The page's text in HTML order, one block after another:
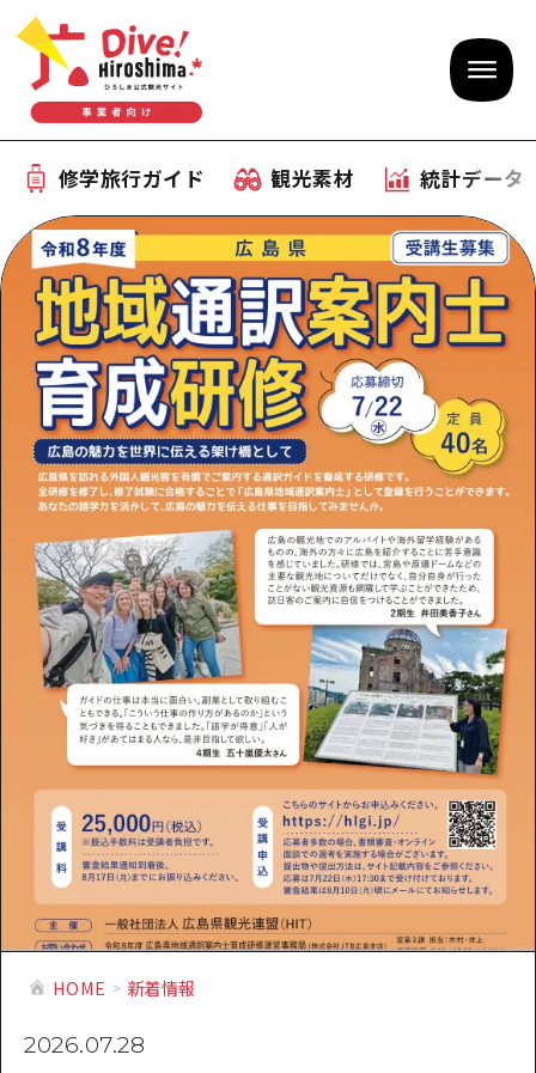
修学旅行ガイド 観光素材 統計データ
修学旅行ガイド
テーマで学ぶ広島
体験型学習プログラム
おすすめモデルコース
産業・体験 観光スポット
お役立ち情報
事前・事後学習
提供資料のご案内
オンライン相談窓口
観光素材
旅行会社様向け観光素材
観光素材
統計データ
補助金情報
公募入札情報
ひろしま観光大使
HOME
運営について
新着情報
HITについて
お問い合わせ
HOME 新着情報
2026.07.28